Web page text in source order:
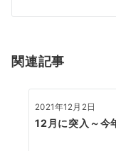
シ
ン
関連記事
2021年12月2日
12月に突入～今